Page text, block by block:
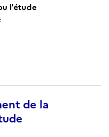
l'étude
de la